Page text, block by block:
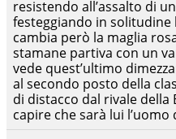
resistendo all’assalto di
festeggiando in
cambia però la maglia
stamane partiva con un
vede quest’ultimo
al secondo posto della
di distacco dal rivale della
capire che sarà lui